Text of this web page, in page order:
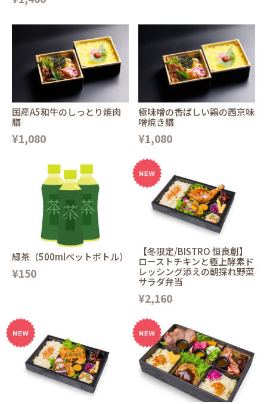
国産A5和牛のしっとり焼肉
膳
¥1,080
極味噌の香ばしい鶏の西京味
噌焼き膳
¥1,080
緑茶（500mlペットボトル）
¥150
【冬限定/BISTRO 恒良創】
ローストチキンと極上酵素ド
レッシング添えの朝採れ野菜
サラダ弁当
¥2,160